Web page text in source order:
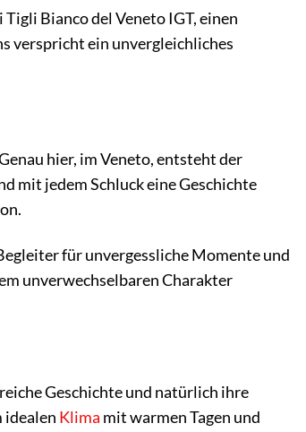
Tigli Bianco del Veneto IGT, einen
verspricht ein unvergleichliches
hier, im Veneto, entsteht der
mit jedem Schluck eine Geschichte
für unvergessliche Momente und
unverwechselbaren Charakter
Geschichte und natürlich ihre
idealen Klima mit warmen Tagen und